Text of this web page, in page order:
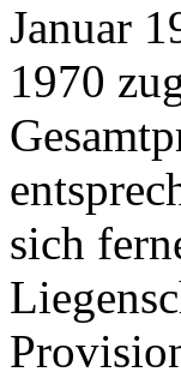
Januar
1970
sich